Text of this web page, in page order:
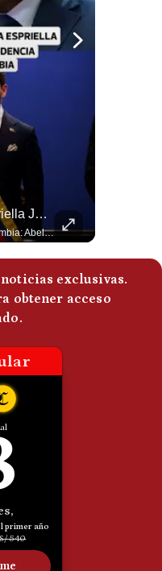
Abelardo De La Espriella Juramenta Como Nuevo Presidente | Gestión Mundo
Momento histórico en Colombia: Abelardo de la Espriella prestó juramento y recibió la banda presidencial en la Arena USC de Cali, convirtiéndose oficialmente en el nuevo Presidente de la República para el periodo 2026-2030. Por primera vez en la historia reciente del país, la investidura presidencial se celebró fuera de Bogotá. ¿Qué opinas del inicio de este nuevo mandato constitucional? #DeLaEspriella #Colombia #PosesionPresidencial #Cali #Shorts 👉 Suscríbete y activa la campana para no perderte nuestro análisis diario. 🌎 Síguenos en nuestras redes sociales: 📌 Web oficial: https://gestion.pe/mundo/ 📌 LinkedIn: http://bit.ly/3HYIET0 📌 X (Twitter): http://bit.ly/4noZtX9 📌 TikTok: http://bit.ly/4evB6TO